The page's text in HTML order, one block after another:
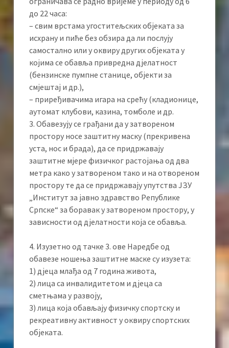
до 22 часа:
– свим врстама угоститељских објеката за
исхрану и пиће без обзира да ли послују
самостално или у оквиру других објеката у
којима се обавља привредна дјелатност
(бензинске пумпне станице, објекти за
смјештај и др.),
– приређивачима игара на срећу (кладионице,
аутомат клубови, казина, томболе и др.
3. Обавезују се грађани да у затвореном
простору носе заштитну маску (прекривена
уста, нос и брада), да се придржавају
заштитне мјере физичког растојања од два
метра како у затвореном тако и на отвореном
простору те да се придржавају упутства ЈЗУ
„Институт за јавно здравство Републике
Српске“ за боравак у затвореном простору, у
зависности од дјелатности која се обавља.
4. Изузетно од тачке 3. ове Наредбе од
обавезе ношења заштитне маске су изузета:
1) дјеца млађа од 7 година живота,
2) лица са инвалидитетом и дјеца са
сметњама у развоју,
3) лица која обављају физичку спортску и
рекреативну активност у оквиру спортских
објеката.